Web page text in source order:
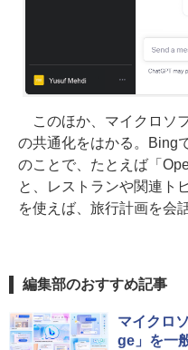
このほか、マイクロソ
の共通化をはかる。Bing
のことで、たとえば「
と、レストランや関連ト
を使えば、旅行計画を会
編集部のおすすめ記事
マイクロ
ge」を一